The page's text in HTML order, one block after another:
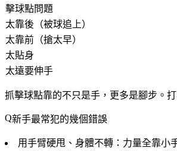
擊球點問題
太靠後（被球追上）
太靠前（搶太早）
太貼身
太遠要伸手
抓擊球點靠的不只是手，更多是腳步。
新手最常犯的幾個錯誤
用手臂硬甩、身體不轉 ：力量全靠小